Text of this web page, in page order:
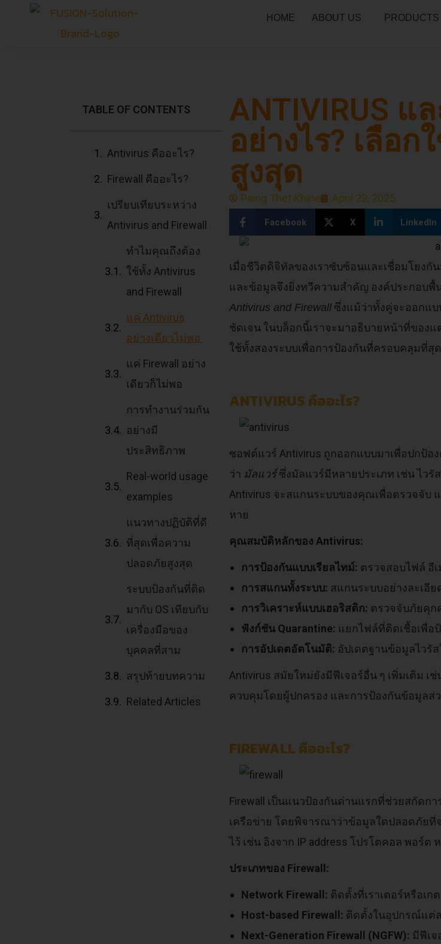
HOME ABOUT US PRODUCTS
TABLE OF CONTENTS
Antivirus คืออะไร?
Firewall คืออะไร?
เปรียบเทียบระหว่าง
Antivirus and Firewall
ทำไมคุณถึงต้อง
ใช้ทั้ง Antivirus
and Firewall
แค่ Antivirus
อย่างเดียวไม่พอ
แค่ Firewall อย่าง
เดียวก็ไม่พอ
การทำงานร่วมกัน
อย่างมี
ประสิทธิภาพ
Real-world usage
examples
แนวทางปฏิบัติที่ดี
ที่สุดเพื่อความ
ปลอดภัยสูงสุด
ระบบป้องกันที่ติด
มากับ OS เทียบกับ
เครื่องมือของ
บุคคลที่สาม
สรุปท้ายบทความ
Related Articles
ANTIVIRUS แ
อย่างไร? เลือ
สูงสุด
Paing Thet Khine April 22, 2025
Facebook X LinkedIn
เมื่อชีวิตดิจิทัลของเราซับซ้อนและเชื่อมโยง
และข้อมูลจึงยิ่งทวีความสำคัญ องค์ประกอบพื้
Antivirus and Firewall ซึ่งแม้ว่าทั้งคู่จะออกแ
ชัดเจน ในบล็อกนี้เราจะมาอธิบายหน้าที่ของ
ใช้ทั้งสองระบบเพื่อการป้องกันที่ครอบคลุมที่สุด
ANTIVIRUS คืออะไร?
ซอฟต์แวร์ Antivirus ถูกออกแบบมาเพื่อปกป้
ว่า มัลแวร์ซึ่งมัลแวร์มีหลายประเภท เช่น ไว
Antivirus จะสแกนระบบของคุณเพื่อตรวจจับ
หาย
คุณสมบัติหลักของ Antivirus:
การป้องกันแบบเรียลไทม์: ตรวจสอบไฟล์ อี
การสแกนทั้งระบบ: สแกนระบบอย่างละเอี
การวิเคราะห์แบบเฮอริสติก: ตรวจจับภัยคุก
ฟังก์ชัน Quarantine: แยกไฟล์ที่ติดเชื้อเพื่อ
การอัปเดตอัตโนมัติ: อัปเดตฐานข้อมูลไวรั
Antivirus สมัยใหม่ยังมีฟีเจอร์อื่น ๆ เพิ่มเติม
ควบคุมโดยผู้ปกครอง และการป้องกันข้อมูลส่
FIREWALL คืออะไร?
Firewall เป็นแนวป้องกันด่านแรกที่ช่วยสกัดก
เครือข่าย โดยพิจารณาว่าข้อมูลใดปลอดภัยที่
ไว้ เช่น อิงจาก IP address โปรโตคอล พอร์ต
ประเภทของ Firewall:
Network Firewall: ติดตั้งที่เราเตอร์หรือเก
Host-based Firewall: ติดตั้งในอุปกรณ์แต่ล
Next-Generation Firewall (NGFW): มีฟีเจ